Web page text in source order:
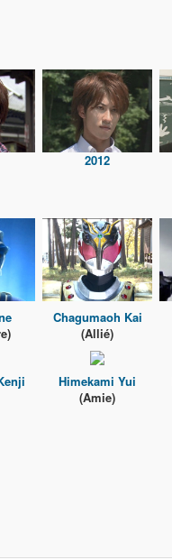
2012
Chagumaoh Kai
(Allié)
Himekami Yui
(Amie)